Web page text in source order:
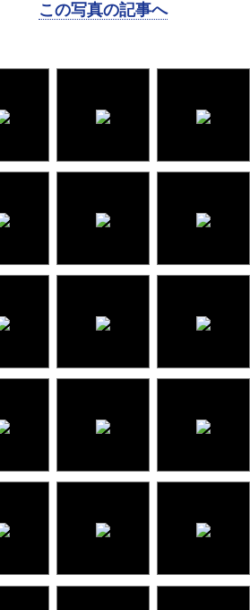
この写真の記事へ